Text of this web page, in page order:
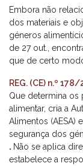
Embora não
dos materiais e
géneros
de 27 out.,
que de certo
REG. (CE) n.º
Que determina os
alimentar, cria a
Alimentos
segurança dos
. Não se aplica
estabelece a